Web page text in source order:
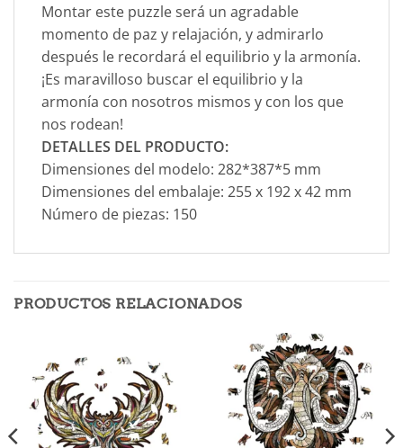
Montar este puzzle será un agradable
momento de paz y relajación, y admirarlo
después le recordará el equilibrio y la armonía.
¡Es maravilloso buscar el equilibrio y la
armonía con nosotros mismos y con los que
nos rodean!
DETALLES DEL PRODUCTO:
Dimensiones del modelo: 282*387*5 mm
Dimensiones del embalaje: 255 x 192 x 42 mm
Número de piezas: 150
PRODUCTOS RELACIONADOS